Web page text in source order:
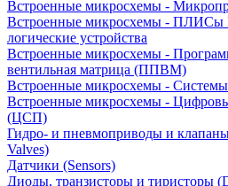
Встроенные микросхемы -
Встроенные микросхемы - ПЛИСы
логические устройства
Встроенные микросхемы -
вентильная матрица (ППВМ)
Встроенные микросхемы - Системы
Встроенные микросхемы -
(ЦСП)
Гидро- и пневмоприводы и
Valves)
Датчики (Sensors)
Диоды, транзисторы и тиристоры